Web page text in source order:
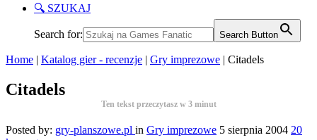
🔍 SZUKAJ
Search for: Search Button
Home | Katalog gier - recenzje | Gry imprezowe | Citadels
Citadels
Ten tekst przeczytasz w 3 minut
Posted by: gry-planszowe.pl in Gry imprezowe 5 sierpnia 2004 20